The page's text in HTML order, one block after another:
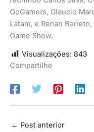
GoGamers, Glaucio
Latam, e Renan
Game Show.
Visualizações: 843
Compartilhe
← Post anterior